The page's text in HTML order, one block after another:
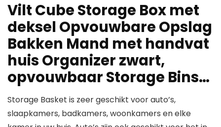
Vilt Cube Storage Box met
deksel Opvouwbare Opslag
Bakken Mand met handvat
huis Organizer zwart,
opvouwbaar Storage Bins…
Storage Basket is zeer geschikt voor auto’s,
slaapkamers, badkamers, woonkamers en elke